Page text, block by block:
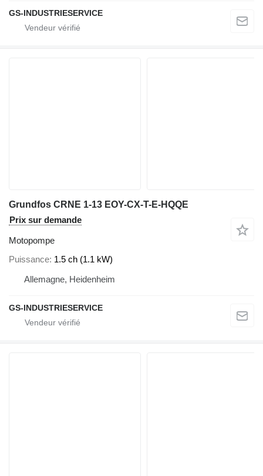
GS-INDUSTRIESERVICE
Grundfos CRNE 1-13 EOY-CX-T-E-HQQE
Prix sur demande
Motopompe
Puissance 1.5 ch (1.1 kW)
Allemagne, Heidenheim
GS-INDUSTRIESERVICE